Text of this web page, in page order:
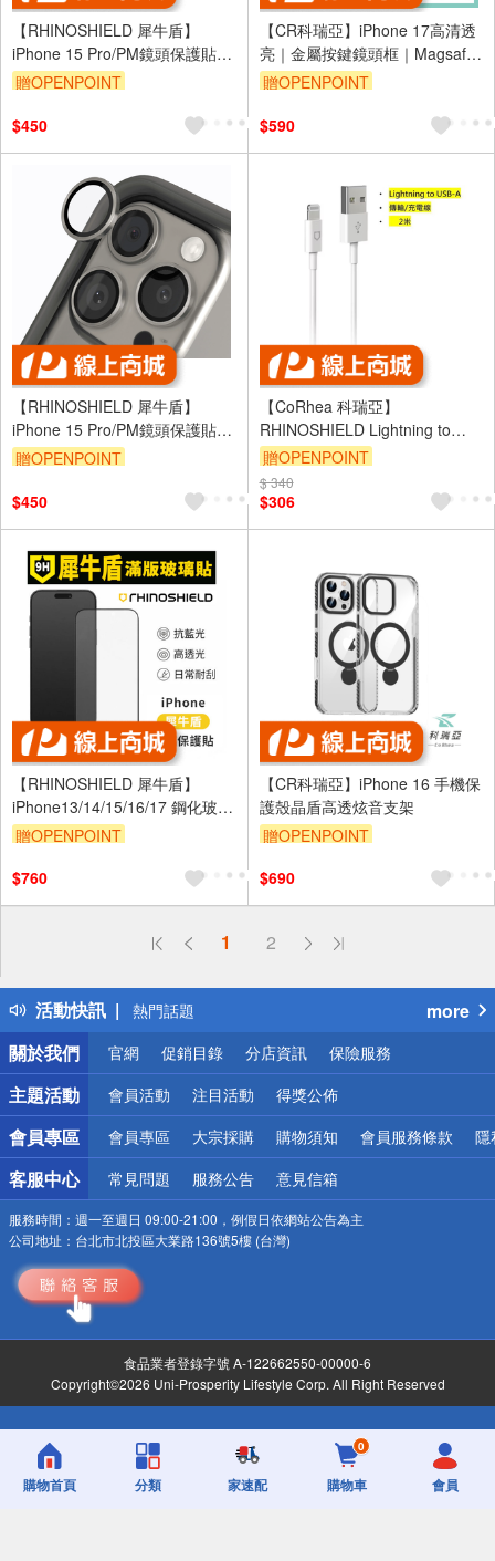
【RHINOSHIELD 犀牛盾】
iPhone 15 Pro/PM鏡頭保護貼-
銀
贈OPENPOINT
$450
【CR科瑞亞】iPhone 17高清透
亮｜金屬按鍵鏡頭框｜Magsafe
防摔保護殼-黑色/半透色/鈦金
贈OPENPOINT
$590
【RHINOSHIELD 犀牛盾】
iPhone 15 Pro/PM鏡頭保護貼-
鈦
贈OPENPOINT
$450
【CoRhea 科瑞亞】
RHINOSHIELD Lightning to
USB-A for 2M-白色一般款充電
傳輸線
贈OPENPOINT
$ 340
$306
【RHINOSHIELD 犀牛盾】
iPhone13/14/15/16/17 鋼化玻璃
保護貼 高透黑邊抗藍光
贈OPENPOINT
$760
【CR科瑞亞】iPhone 16 手機保
護殼晶盾高透炫音支架
贈OPENPOINT
$690
1 2
活動快訊
偏遠地區配送
得獎公告
熱門話題
銀行優惠
偏遠地區配送
詐騙網頁！請小心！
more
關於我們
官網 促銷目錄 分店資訊 保險服務
主題活動 會員活動 注目活動 得獎公佈
會員專區 會員專區 大宗採購 購物須知 會員服務條款 隱
客服中心 常見問題 服務公告 意見信箱
服務時間： 週一至週日 09:00-21:00，例假日依網站公告為主
公司地址： 台北市北投區大業路136號5樓 (台灣)
食品業者登錄字號 A-122662550-00000-6
Copyright©2026 Uni-Prosperity Lifestyle Corp. All Right Reserved
購物首頁 分類 家速配
0
購物車 會員